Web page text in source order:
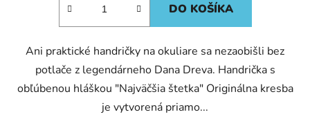
DO KOŠÍKA
Ani praktické handričky na okuliare sa nezaobišli bez
potlače z legendárneho Dana Dreva. Handrička s
obľúbenou hláškou "Najväčšia štetka" Originálna kresba
je vytvorená priamo...